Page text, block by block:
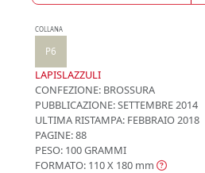
COLLANA
P6
LAPISLAZZULI
CONFEZIONE: BROSSURA
PUBBLICAZIONE:SETTEMBRE 2014
ULTIMA RISTAMPA: FEBBRAIO 2018
PAGINE: 88
PESO: 100 GRAMMI
FORMATO: 110 X 180 mm